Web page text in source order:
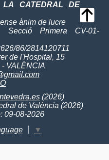
LA CATEDRAL DE
ànim de lucre
Secció Primera CV-01-
86/2814120711
de l'Hospital, 15
VALÈNCIA
(2026)
de València (2026)
09-08-2026
▼